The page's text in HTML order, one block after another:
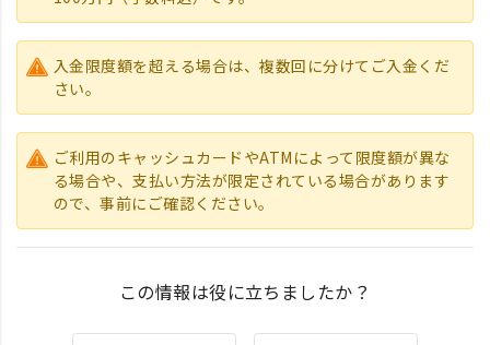
入金限度額を超える場合は、複数回に分けてご入金くだ
さい。
ご利用のキャッシュカードやATMによって限度額が異な
る場合や、支払い方法が限定されている場合があります
ので、事前にご確認ください。
この情報は役に立ちましたか？